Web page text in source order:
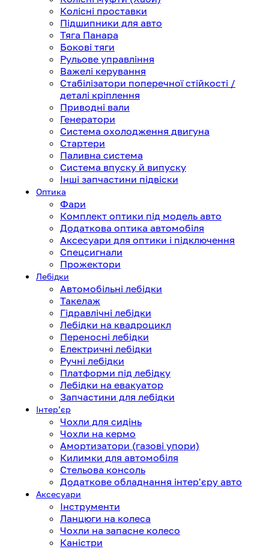
Колісні проставки
Підшипники для авто
Тяга Панара
Бокові тяги
Рульове управління
Важелі керування
Стабілізатори поперечної стійкості /
деталі кріплення
Приводні вали
Генератори
Система охолодження двигуна
Стартери
Паливна система
Система впуску й випуску
Інші запчастини підвіски
Оптика
Фари
Комплект оптики під модель авто
Додаткова оптика автомобіля
Аксесуари для оптики і підключення
Спецсигнали
Прожектори
Лебідки
Автомобільні лебідки
Такелаж
Гідравлічні лебідки
Лебідки на квадроцикл
Переносні лебідки
Електричні лебідки
Ручні лебідки
Платформи під лебідку
Лебідки на евакуатор
Запчастини для лебідки
Інтерʼєр
Чохли для сидінь
Чохли на кермо
Амортизатори (газові упори)
Килимки для автомобіля
Стельова консоль
Додаткове обладнання інтер'єру авто
Аксесуари
Інструменти
Ланцюги на колеса
Чохли на запасне колесо
Каністри